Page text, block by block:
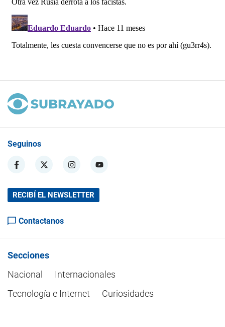
Seguinos
RECIBÍ EL NEWSLETTER
Contactanos
Secciones
Nacional
Internacionales
Tecnología e Internet
Curiosidades